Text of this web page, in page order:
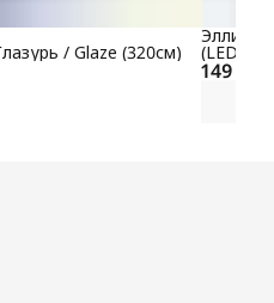
/ Glaze (320см)
149 700
(LED)